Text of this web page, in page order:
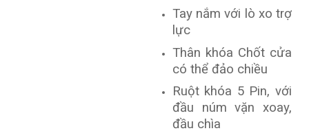
Tay nắm với lò xo trợ
lực
Thân khóa Chốt cửa
có thể đảo chiều
Ruột khóa 5 Pin, với
đầu núm vặn xoay,
đầu chìa